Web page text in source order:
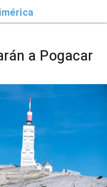
mérica
a Pogacar